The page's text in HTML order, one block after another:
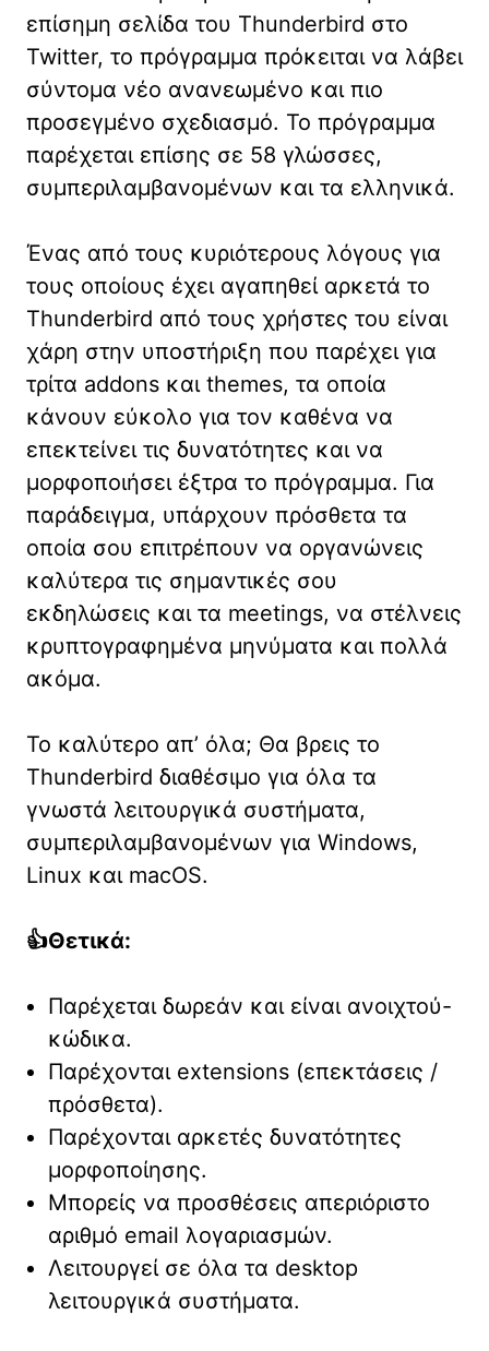
επίσημη σελίδα του Thunderbird στο
Twitter, το πρόγραμμα πρόκειται να λάβει
σύντομα νέο ανανεωμένο και πιο
προσεγμένο σχεδιασμό. Το πρόγραμμα
παρέχεται επίσης σε 58 γλώσσες,
συμπεριλαμβανομένων και τα ελληνικά.
Ένας από τους κυριότερους λόγους για
τους οποίους έχει αγαπηθεί αρκετά το
Thunderbird από τους χρήστες του είναι
χάρη στην υποστήριξη που παρέχει για
τρίτα addons και themes, τα οποία
κάνουν εύκολο για τον καθένα να
επεκτείνει τις δυνατότητες και να
μορφοποιήσει έξτρα το πρόγραμμα. Για
παράδειγμα, υπάρχουν πρόσθετα τα
οποία σου επιτρέπουν να οργανώνεις
καλύτερα τις σημαντικές σου
εκδηλώσεις και τα meetings, να στέλνεις
κρυπτογραφημένα μηνύματα και πολλά
ακόμα.
Το καλύτερο απ’ όλα; Θα βρεις το
Thunderbird διαθέσιμο για όλα τα
γνωστά λειτουργικά συστήματα,
συμπεριλαμβανομένων για Windows,
Linux και macOS.
👍Θετικά:
Παρέχεται δωρεάν και είναι ανοιχτού-
κώδικα.
Παρέχονται extensions (επεκτάσεις /
πρόσθετα).
Παρέχονται αρκετές δυνατότητες
μορφοποίησης.
Μπορείς να προσθέσεις απεριόριστο
αριθμό email λογαριασμών.
Λειτουργεί σε όλα τα desktop
λειτουργικά συστήματα.